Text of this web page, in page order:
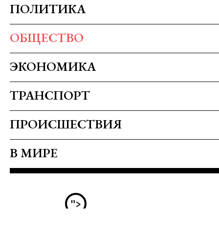
ПОЛИТИКА
ОБЩЕСТВО
ЭКОНОМИКА
ТРАНСПОРТ
ПРОИСШЕСТВИЯ
В МИРЕ
">